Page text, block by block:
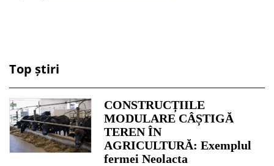
Top știri
CONSTRUCȚIILE
MODULARE CÂȘTIGĂ
TEREN ÎN
AGRICULTURĂ: Exemplul
fermei Neolacta